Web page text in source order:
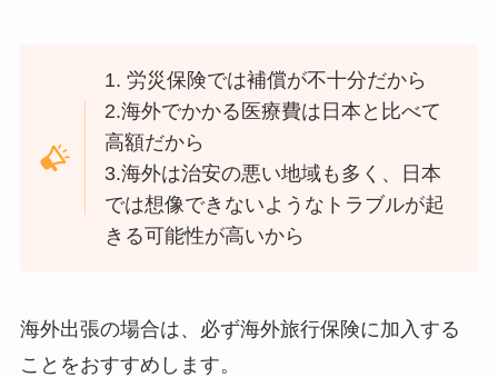
1. 労災保険では補償が不十分だから
2.海外でかかる医療費は日本と比べて
高額だから
3.海外は治安の悪い地域も多く、日本
では想像できないようなトラブルが起
きる可能性が高いから
海外出張の場合は、必ず海外旅行保険に加入する
ことをおすすめ します。